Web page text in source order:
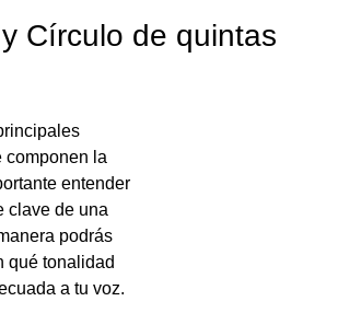
Círculo de quintas
componen la
entender
clave de una
podrás
qué tonalidad
a tu voz.